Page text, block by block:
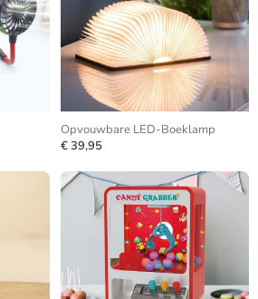
Opvouwbare LED-Boeklamp
€ 39,95